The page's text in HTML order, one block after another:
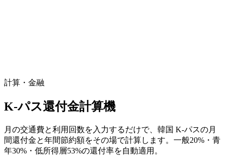
計算・金融
K-パス還付金計算機
月の交通費と利用回数を入力するだけで、韓国 K-パスの月
間還付金と年間節約額をその場で計算します。一般20%・青
年30%・低所得層53%の還付率を自動適用。